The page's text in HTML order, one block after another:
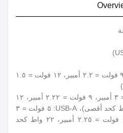
المدخلات: ٥ فولت = ٣ أمبير، ٩ فولت = ٢.٢ أمبير، ١٢ فولت = ١.٥
المخرجات: USB-C: ٥ فولت = ٣ أمبير، ٩ فولت = ٢.٢٢ أمبير، ١٢
فولت = ١.٥ أمبير، (PD ٢٠ واط كحد أقصى)، USB-A: ٥ فولت = ٣
أمبير، ٩ فولت = ٢ أمبير، ١٠ فولت = ٢.٢٥ أمبير، ٢٢ واط كحد